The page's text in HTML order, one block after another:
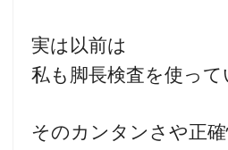
実は以前は
私も脚長検査を使って
そのカンタンさや正確